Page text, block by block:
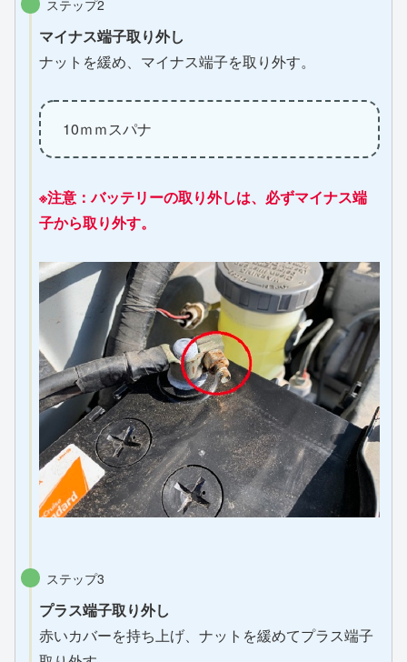
ステップ2
マイナス端子取り外し
ナットを緩め、マイナス端子を取り外す。
10ｍｍスパナ
※注意：バッテリーの取り外しは、必ずマイナス端
子から取り外す。
ステップ3
プラス端子取り外し
赤いカバーを持ち上げ、ナットを緩めてプラス端子